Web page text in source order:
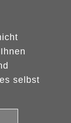
selbst